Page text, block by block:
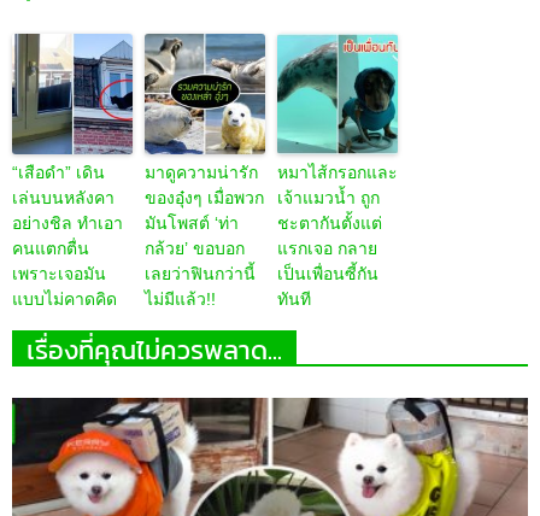
“เสือดำ” เดิน
เล่นบนหลังคา
อย่างชิล ทำเอา
คนแตกตื่น
เพราะเจอมัน
แบบไม่คาดคิด
มาดูความน่ารัก
ของอุ๋งๆ เมื่อพวก
มันโพสต์ ‘ท่า
กล้วย’ ขอบอก
เลยว่าฟินกว่านี้
ไม่มีแล้ว!!
หมาไส้กรอกและ
เจ้าแมวน้ำ ถูก
ชะตากันตั้งแต่
แรกเจอ กลาย
เป็นเพื่อนซี้กัน
ทันที
เรื่องที่คุณไม่ควรพลาด...